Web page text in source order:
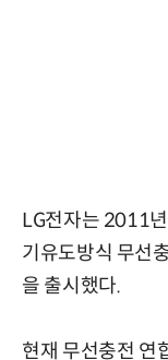
LG전자는 2011
기유도방식 무선
을 출시했다.
현재 무선충전 연